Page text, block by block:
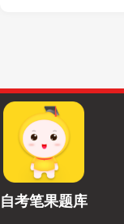
自考笔果题库